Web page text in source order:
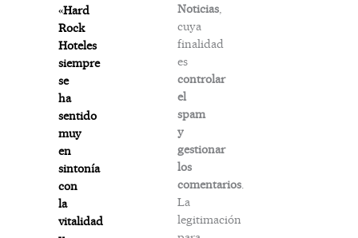
«Hard
Rock
Hoteles
siempre
se
ha
sentido
muy
en
sintonía
con
la
vitalidad
Noticias,
cuya
finalidad
es
controlar
el
spam
y
gestionar
los
comentarios.
La
legitimación